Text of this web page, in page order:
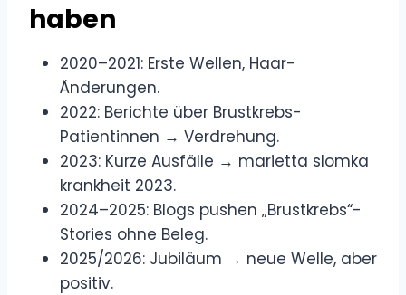
haben
2020–2021: Erste Wellen, Haar-
Änderungen.
2022: Berichte über Brustkrebs-
Patientinnen → Verdrehung.
2023: Kurze Ausfälle → marietta slomka
krankheit 2023.
2024–2025: Blogs pushen „Brustkrebs“-
Stories ohne Beleg.
2025/2026: Jubiläum → neue Welle, aber
positiv.